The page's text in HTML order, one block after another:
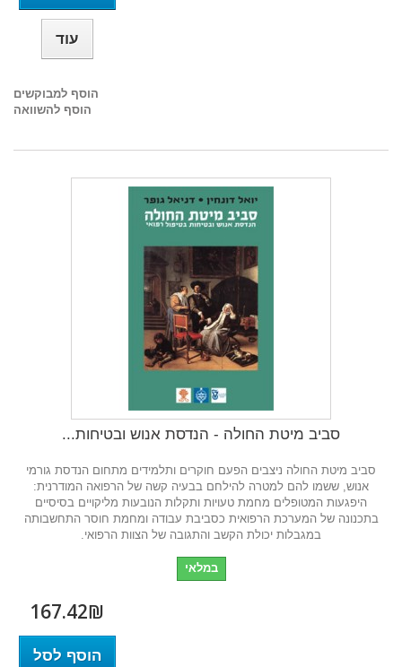
עוד
הוסף למבוקשים
הוסף להשוואה
סביב מיטת החולה - הנדסת אנוש ובטיחות...
סביב מיטת החולה ניצבים הפעם חוקרים ותלמידים מתחום הנדסת גורמי
אנוש, ששמו להם למטרה להילחם בבעיה קשה של הרפואה המודרנית:
היפגעות המטופלים מחמת טעויות ותקלות הנובעות מליקויים בסיסיים
בתכנונה של המערכת הרפואית כסביבת עבודה ומחמת חוסר התחשבותה
במגבלות יכולת הקשב והתגובה של הצוות הרפואי.
במלאי
167.42₪‎
הוסף לסל